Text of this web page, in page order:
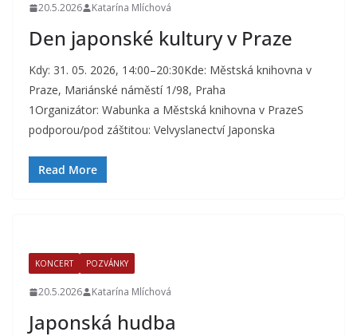
20.5.2026 Katarína Mlíchová
Den japonské kultury v Praze
Kdy: 31. 05. 2026, 14:00–20:30Kde: Městská knihovna v
Praze, Mariánské náměstí 1/98, Praha
1Organizátor: Wabunka a Městská knihovna v PrazeS
podporou/pod záštitou: Velvyslanectví Japonska
Read More
KONCERT POZVÁNKY
20.5.2026 Katarína Mlíchová
Japonská hudba